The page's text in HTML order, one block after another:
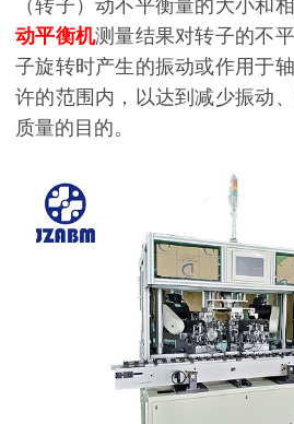
（转子）动不平衡量的大小和
动平衡机测量结果对转子的不
子旋转时产生的振动或作用于
许的范围内，以达到减少振动
质量的目的。